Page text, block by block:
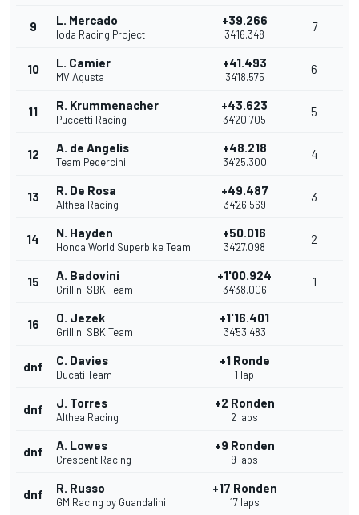
9 L. Mercado
Ioda Racing Project
+39.266
34'16.348
7
10 L. Camier
MV Agusta
+41.493
34'18.575
6
11 R. Krummenacher
Puccetti Racing
+43.623
34'20.705
5
12 A. de Angelis
Team Pedercini
+48.218
34'25.300
4
13 R. De Rosa
Althea Racing
+49.487
34'26.569
3
14 N. Hayden
Honda World Superbike Team
+50.016
34'27.098
2
15 A. Badovini
Grillini SBK Team
+1'00.924
34'38.006
1
16 O. Jezek
Grillini SBK Team
+1'16.401
34'53.483
dnf C. Davies
Ducati Team
+1 Ronde
1 lap
dnf J. Torres
Althea Racing
+2 Ronden
2 laps
dnf A. Lowes
Crescent Racing
+9 Ronden
9 laps
dnf R. Russo
GM Racing by Guandalini
+17 Ronden
17 laps